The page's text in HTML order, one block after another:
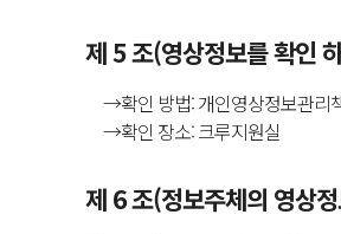
제 5 조(영상정보를 확인
→확인 방법: 개인영상정보관리
→확인 장소: 크루지원실
제 6 조(정보주체의 영상